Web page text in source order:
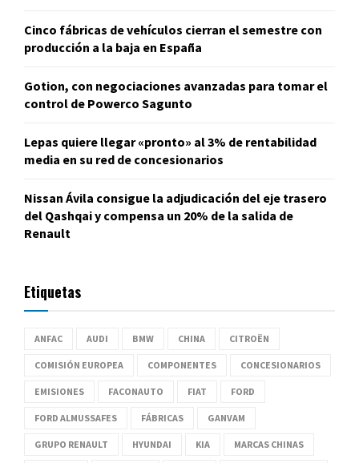
Cinco fábricas de vehículos cierran el semestre con
producción a la baja en España
Gotion, con negociaciones avanzadas para tomar el
control de Powerco Sagunto
Lepas quiere llegar «pronto» al 3% de rentabilidad
media en su red de concesionarios
Nissan Ávila consigue la adjudicación del eje trasero
del Qashqai y compensa un 20% de la salida de
Renault
Etiquetas
ANFAC AUDI BMW CHINA CITROËN
COMISIÓN EUROPEA COMPONENTES CONCESIONARIOS
EMISIONES FACONAUTO FIAT FORD
FORD ALMUSSAFES FÁBRICAS GANVAM
GRUPO RENAULT HYUNDAI KIA MARCAS CHINAS